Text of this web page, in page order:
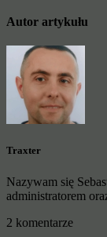
Autor artykułu
Traxter
Nazywam się
administratorem
2 komentarze